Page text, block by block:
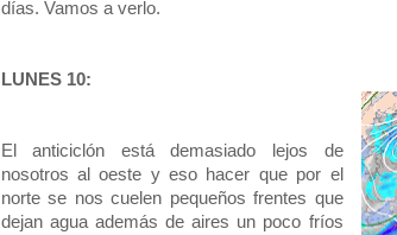
días. Vamos a verlo.
LUNES 10:
El anticiclón está demasiado lejos de
nosotros al oeste y eso hacer que por el
norte se nos cuelen pequeños frentes que
dejan agua además de aires un poco fríos